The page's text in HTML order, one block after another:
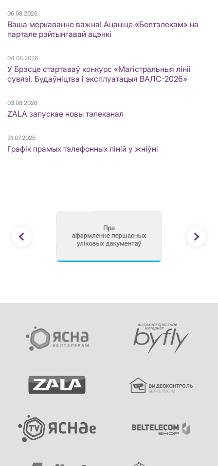
06.08.2026
Ваша меркаванне важна! Ацаніце «Белтэлекам» на
партале рэйтынгавай ацэнкі
04.08.2026
У Брэсце стартаваў конкурс «Магістральныя лініі
сувязі. Будаўніцтва і эксплуатацыя ВАЛС-2026»
03.08.2026
ZALA запускае новы тэлеканал
31.07.2026
Графік прамых тэлефонных ліній у жніўні